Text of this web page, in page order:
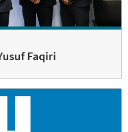
Faqiri